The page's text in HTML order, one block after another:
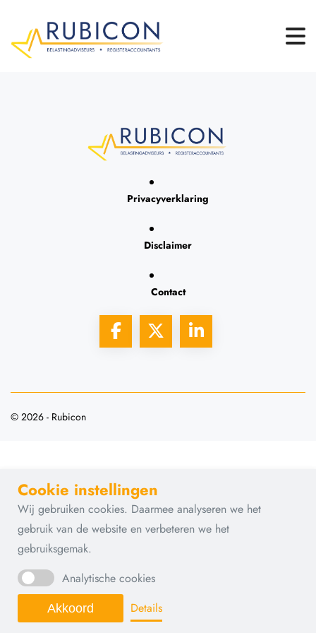
Privacyverklaring
Disclaimer
Contact
© 2026 - Rubicon
Cookie instellingen
Wij gebruiken cookies. Daarmee analyseren we het
gebruik van de website en verbeteren we het
gebruiksgemak.
Analytische cookies
Details
Akkoord